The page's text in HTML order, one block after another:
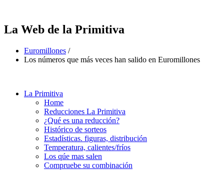
La Web de la Primitiva
Euromillones /
Los números que más veces han salido en Euromillones
La Primitiva
Home
Reducciones La Primitiva
¿Qué es una reducción?
Histórico de sorteos
Estadísticas. figuras, distribución
Temperatura, calientes/fríos
Los qúe mas salen
Compruebe su combinación